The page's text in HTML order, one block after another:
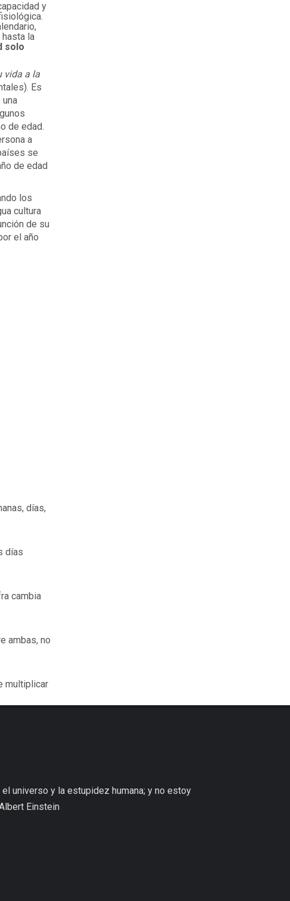
y
la
solo
vida a la
Es
de edad.
a
se
de edad
los
cultura
de su
el año
días,
días
cambia
ambas, no
multiplicar
universo y la estupidez humana; y no estoy
Einstein